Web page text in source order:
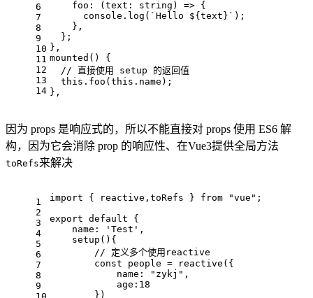
6
7
8
9
10
11
12
13
14
foo : ( text: string ) => {
console . log ( `Hello ${text} ` );
    },
  };
},
mounted ( ) {
// 直接使用 setup 的返回值
this . foo ( this . name );
},
因为 props 是响应式的，所以不能直接对 props 使用 ES6 解
构，因为它会消除 prop 的响应性、在Vue3提供全局方法
toRefs来解决
1
2
3
4
5
6
7
8
9
import { reactive,toRefs } from "vue" ;
export default {
name : 'Test' ,
setup ( ){
// 定义多个使用reactive
const people = reactive ({
name : "zykj" ,
age : 18
        })